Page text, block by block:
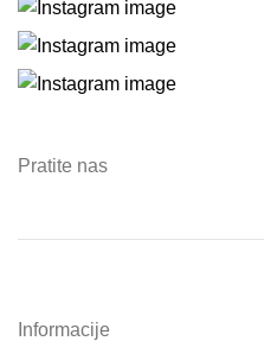
Pratite nas
Informacije